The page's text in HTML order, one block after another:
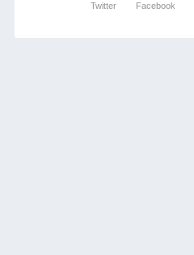
Twitter Facebook